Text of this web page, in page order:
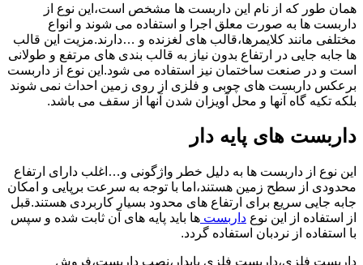
همان طور که از نام این داربست ها مشخص است،این نوع از
داربست ها به صورت معلق اجرا و استفاده می شوند و انواع
مختلفی مانند کلایمرها،قالب های لغزنده و …دارند.مزیت این قالب
ها جابه جایی در ارتفاع بدون نیاز به قالب بندی های مرتفع و طولانی
است و در صنعت ساختمان نیز استفاده می شود.این نوع از داربست
برعکس داربست های چوبی و فلزی از روی زمین احداث نمی شوند
بلکه تکیه گاه آنها و محل آویزان شدن آنها از سقف می باشد.
داربست های پایه دار
این نوع از داربست ها به دلیل خطر واژگونی و…اغلب دارای ارتفاع
محدودی از سطح زمین هستند،اما با توجه به سرعت برپایی و امکان
جابه جایی سریع برای ارتفاع های محدود بسیار کاربردی هستند.قبل
از استفاده از این نوع داربست ها باید پایه های آن ثابت شده و سپس
با استفاده از نردبان استفاده گردد.
داربست فلزی،داربست فلزی پایدار،نصب داربست،فروش